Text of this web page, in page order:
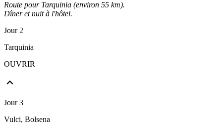
Route pour Tarquinia (environ 55 km).
Dîner et nuit à l'hôtel.
Jour 2
Tarquinia
OUVRIR
Jour 3
Vulci, Bolsena